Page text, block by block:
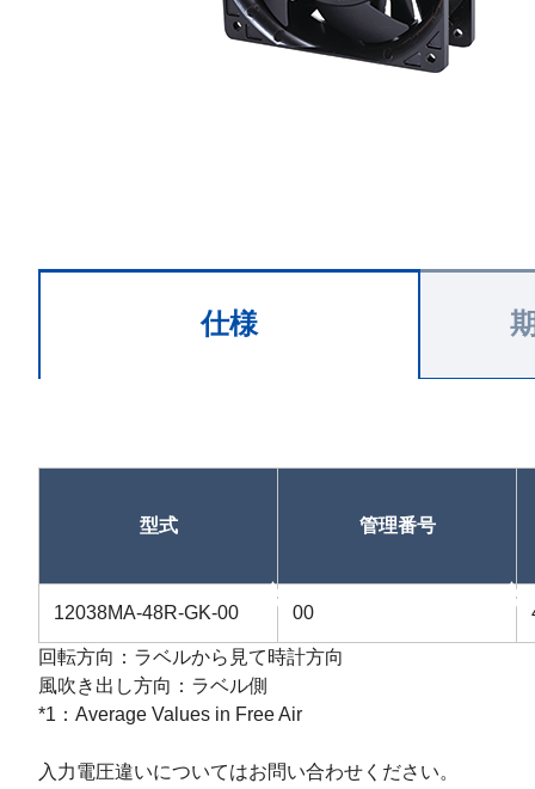
仕様
型式 管理番号
12038MA-48R-GK-00 00
回転方向：ラベルから見て時計方向
風吹き出し方向：ラベル側
*1：Average Values in Free Air
入力電圧違いについてはお問い合わせください。